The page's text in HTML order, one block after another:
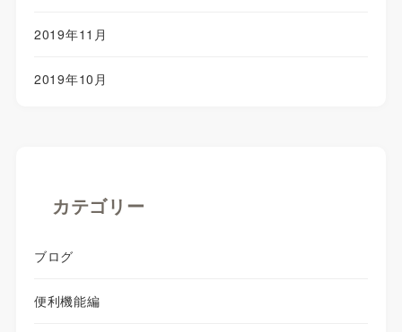
2019年11月
2019年10月
カテゴリー
ブログ
便利機能編